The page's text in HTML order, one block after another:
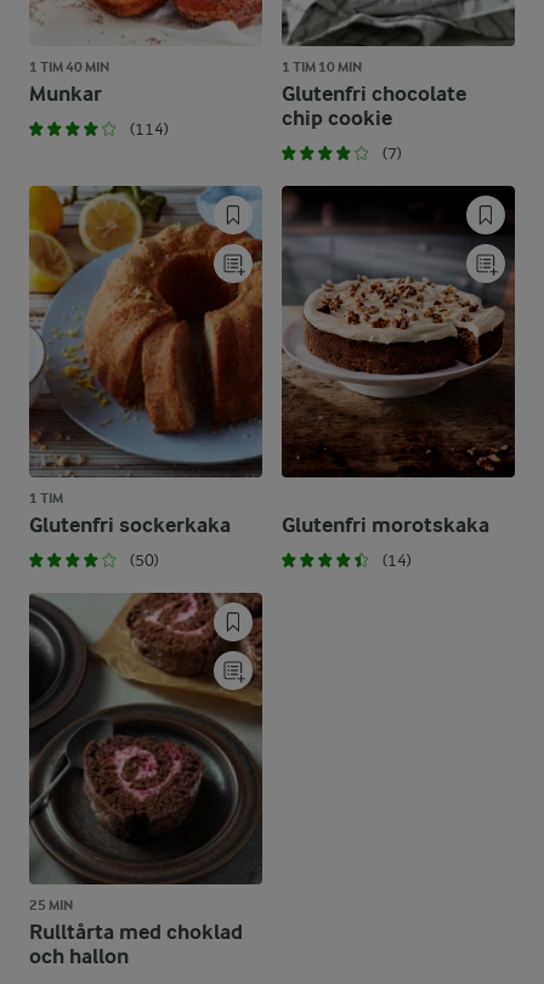
1 TIM 40 MIN
Munkar
(114)
1 TIM 10 MIN
Glutenfri chocolate
chip cookie
(7)
1 TIM
Glutenfri sockerkaka
(50)
Glutenfri morotskaka
(14)
25 MIN
Rulltårta med choklad
och hallon